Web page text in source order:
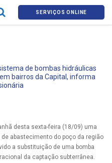
SERVIÇOS ONLINE
de bombas hidráulicas
bairros da Capital, informa
desta sexta-feira (18/09) uma
abastecimento do poço da região
a substituição de uma bomba
da captação subterrânea.